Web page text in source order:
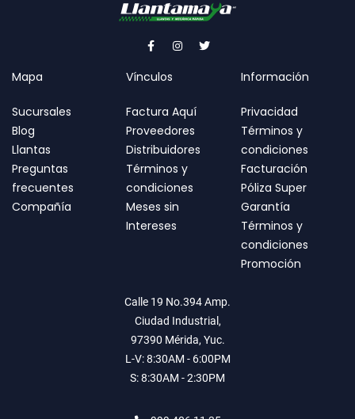
Mapa
Sucursales
Blog
Llantas
Preguntas
frecuentes
Compañía
Vínculos
Factura Aquí
Proveedores
Distribuidores
Términos y
condiciones
Meses sin
Intereses
Información
Privacidad
Términos y
condiciones
Facturación
Póliza Super
Garantía
Términos y
condiciones
Promoción
Calle 19 No.394 Amp.
Ciudad Industrial,
97390 Mérida, Yuc.
L-V: 8:30AM - 6:00PM
S: 8:30AM - 2:30PM